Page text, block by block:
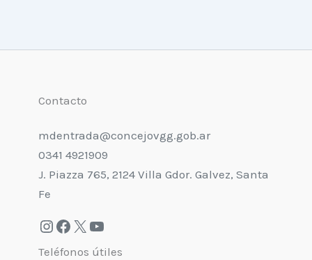
Contacto
mdentrada@concejovgg.gob.ar
0341 4921909
J. Piazza 765, 2124 Villa Gdor. Galvez, Santa
Fe
Teléfonos útiles